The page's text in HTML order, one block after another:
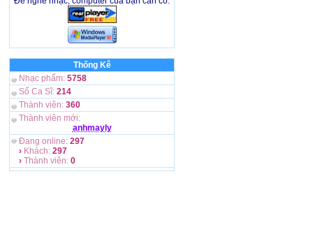
Thống Kê
Nhạc phẩm: 5758
Số Ca Sĩ: 214
Thành viên: 360
Thành viên mới:
anhmayly
Đang online: 297
› Khách: 297
› Thành viên: 0